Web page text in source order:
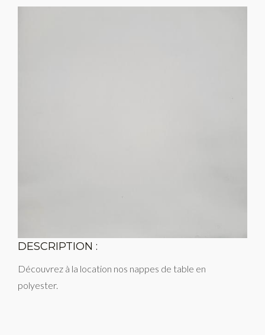
DESCRIPTION :
Découvrez à la location nos nappes de table en
polyester.